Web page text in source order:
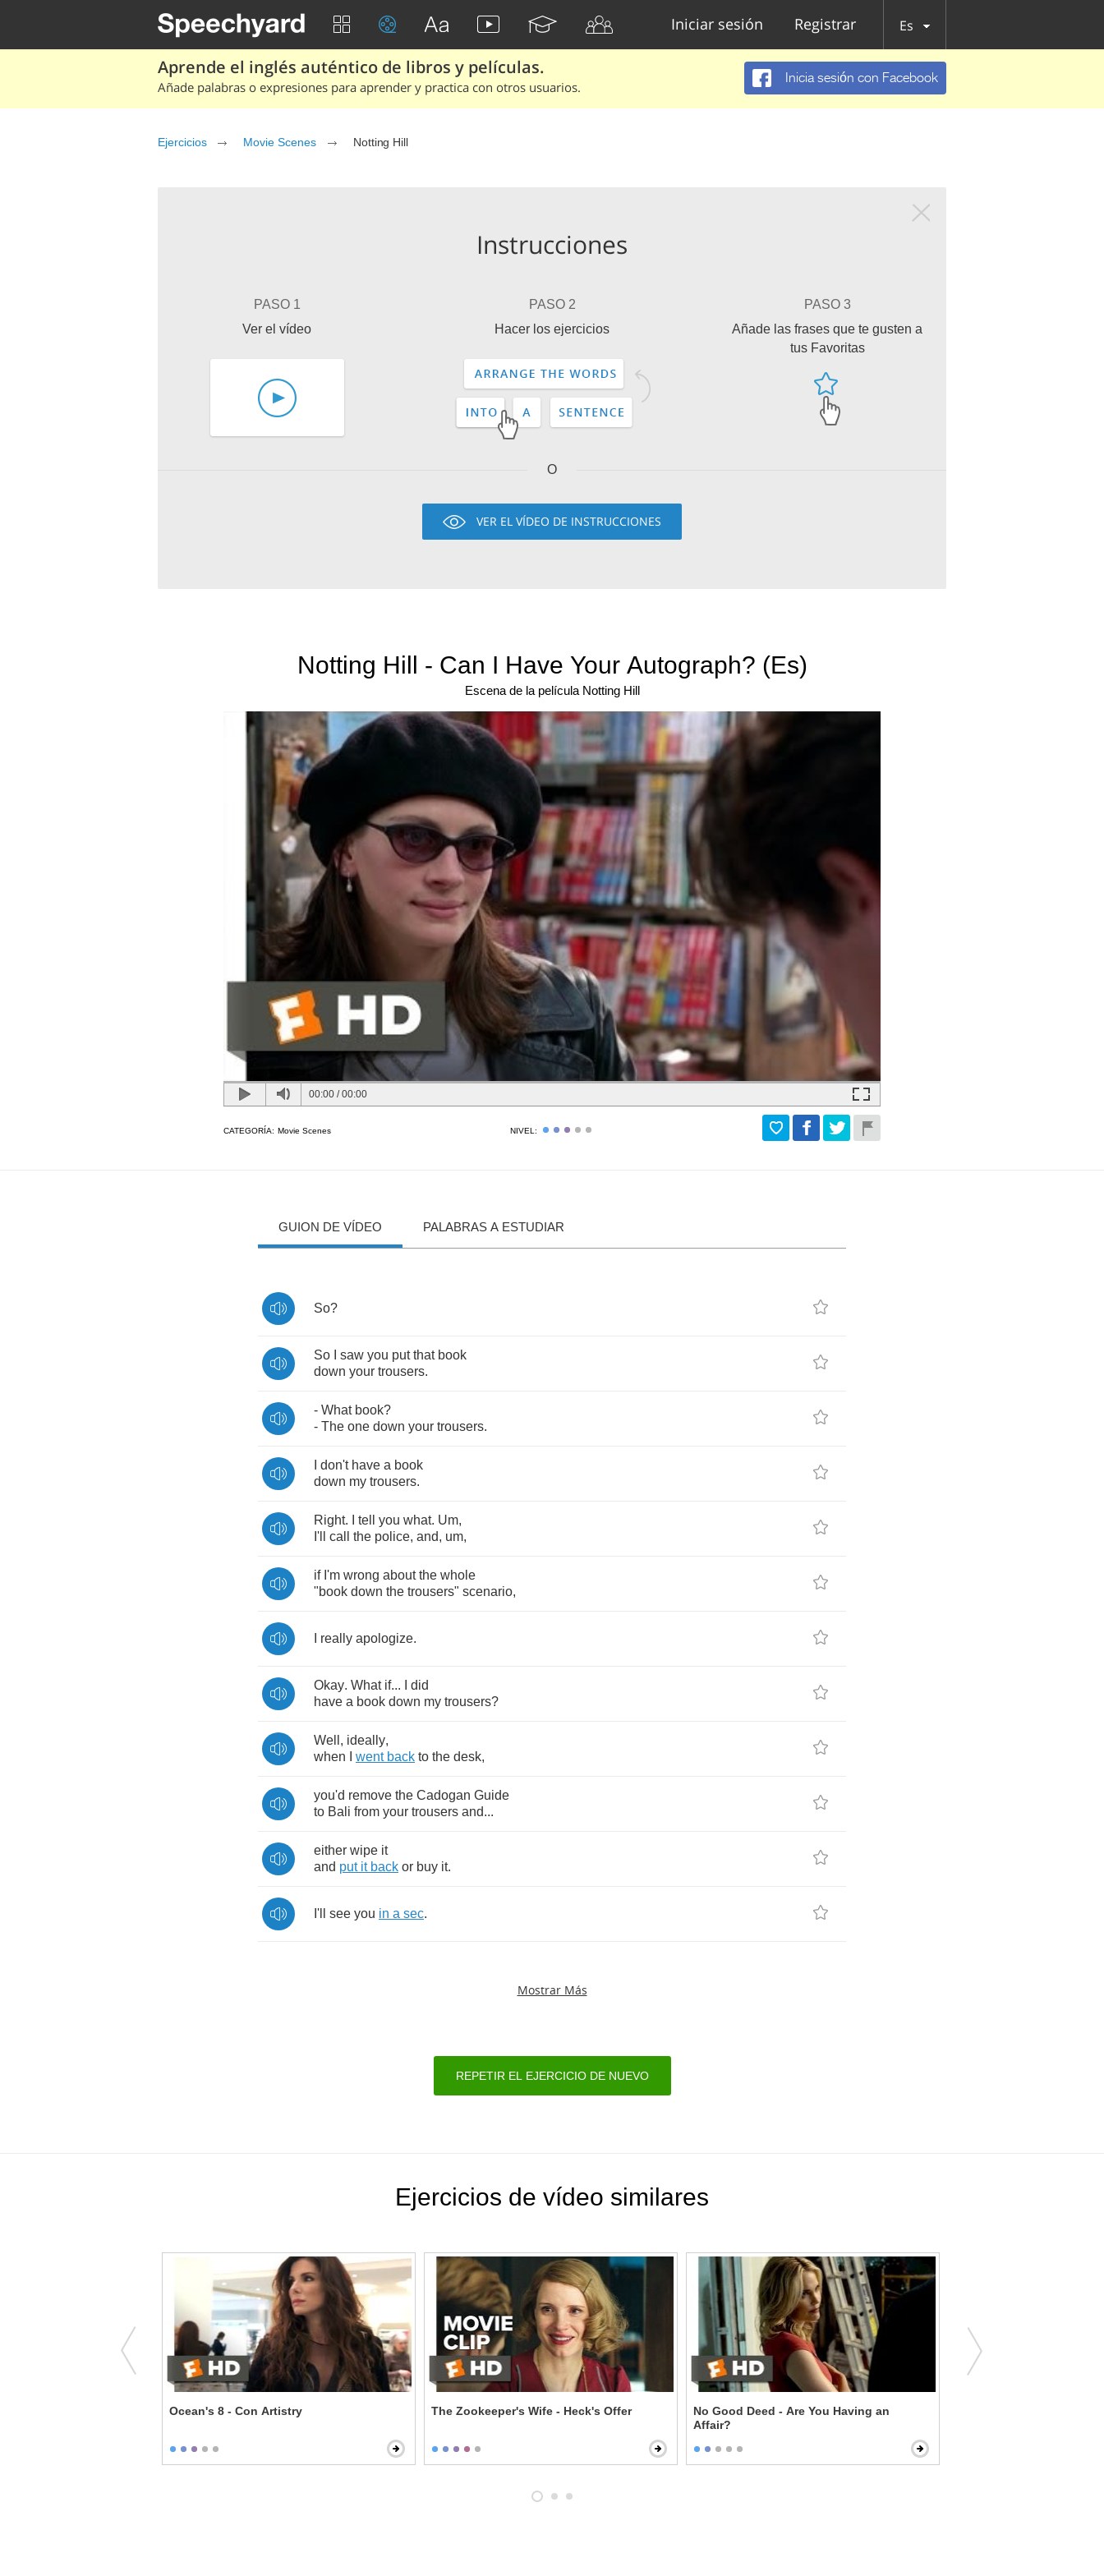
Iniciar sesión Registrar Es
Aprende el inglés auténtico de libros y películas.
Añade palabras o expresiones para aprender y practica con otros usuarios.
Inicia sesión con Facebook
Ejercicios Movie Scenes Notting Hill
Instrucciones
PASO 1
Ver el vídeo
PASO 2
Hacer los ejercicios
PASO 3
Añade las frases que te gusten a
tus Favoritas
O
VER EL VÍDEO DE INSTRUCCIONES
Notting Hill - Can I Have Your Autograph? (Es)
Escena de la película Notting Hill
00:00 /00:00
CATEGORÍA: Movie Scenes NIVEL:
GUION DE VÍDEO PALABRAS A ESTUDIAR
So?
So saw you put that book
down your trousers.
- What book?
- The one down your trousers.
don't have a book
down my trousers.
Right. tell you what. Um,
I'll
call the police, and, um,
if I'm wrong about the whole
"book down the trousers" scenario,
really apologize.
Okay. What if...
did
have a book down my trousers?
Well , ideally,
when
went back to the desk,
you'd remove the Cadogan Guide
to Bali from your trousers and...
either wipe it
and put it back or buy it.
I'll see you in a sec.
Mostrar Más
REPETIR EL EJERCICIO DE NUEVO
Ejercicios de vídeo similares
Ocean's 8 - Con Artistry The Zookeeper's Wife - Heck's Offer
No Good Deed - Are You Having an
Affair?